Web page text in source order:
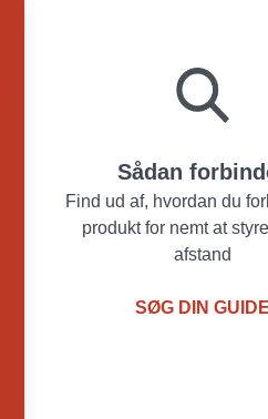
Sådan
Find ud af, hvordan du
produkt for nemt at
afstand
SØG DIN GUIDE